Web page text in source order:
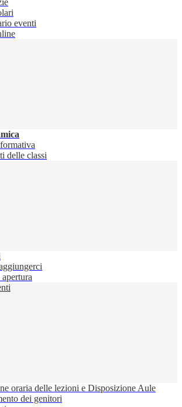
eventi
delle classi
oraria delle lezioni e Disposizione Aule
dei genitori